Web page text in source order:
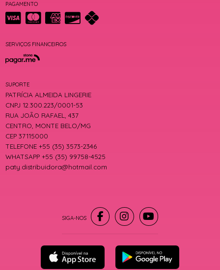
PAGAMENTO
SERVIÇOS FINANCEIROS
SUPORTE
PATRÍCIA ALMEIDA LINGERIE
CNPJ 12.300.223/0001-53
RUA JOÃO RAFAEL, 437
CENTRO, MONTE BELO/MG
CEP 37115000
TELEFONE +55 (35) 3573-2346
WHATSAPP +55 (35) 99758-4525
paty.distribuidora@hotmail.com